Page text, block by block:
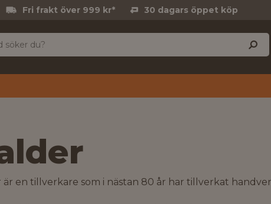
Fri frakt över 999 kr* 30 dagars öppet köp
är en tillverkare som i nästan 80 år har tillverkat